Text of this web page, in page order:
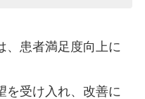
、患者満足度向上に
を受け入れ、改善に